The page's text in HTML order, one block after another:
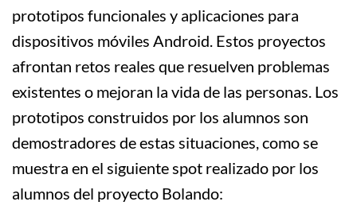
prototipos funcionales y aplicaciones para
dispositivos móviles Android. Estos proyectos
afrontan retos reales que resuelven problemas
existentes o mejoran la vida de las personas. Los
prototipos construidos por los alumnos son
demostradores de estas situaciones, como se
muestra en el siguiente spot realizado por los
alumnos del proyecto Bolando: